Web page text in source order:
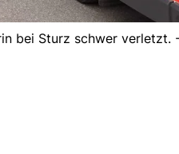
bei Sturz schwer verletzt.